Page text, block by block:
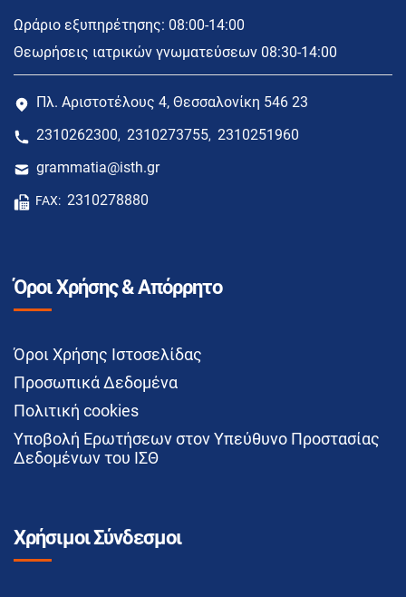
Ωράριο εξυπηρέτησης: 08:00-14:00
Θεωρήσεις ιατρικών γνωματεύσεων 08:30-14:00
Πλ. Αριστοτέλους 4, Θεσσαλονίκη 546 23
2310262300, 2310273755, 2310251960
grammatia@isth.gr
FAX: 2310278880
Όροι Χρήσης & Απόρρητο
Όροι Χρήσης Ιστοσελίδας
Προσωπικά Δεδομένα
Πολιτική cookies
Υποβολή Ερωτήσεων στον Υπεύθυνο Προστασίας
Δεδομένων του ΙΣΘ
Χρήσιμοι Σύνδεσμοι